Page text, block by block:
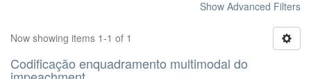
Show Advanced Filters
Now showing items 1-1 of 1
Codificação enquadramento multimodal do